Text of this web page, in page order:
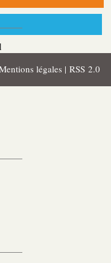
légales | RSS 2.0